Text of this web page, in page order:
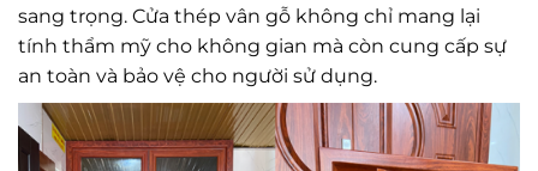
sang trọng. Cửa thép vân gỗ không chỉ mang lại
tính thẩm mỹ cho không gian mà còn cung cấp sự
an toàn và bảo vệ cho người sử dụng.